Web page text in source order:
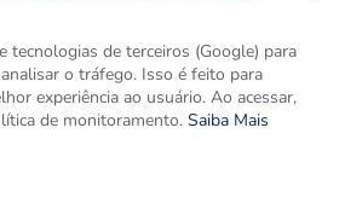
tecnologias de terceiros (Google) para
o tráfego. Isso é feito para
experiência ao usuário. Ao acessar,
de monitoramento. Saiba Mais